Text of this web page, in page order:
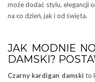
może dodać stylu, elegancji
na co dzień, jak i od święta.
JAK MODNIE
DAMSKI?
Czarny kardigan damski to